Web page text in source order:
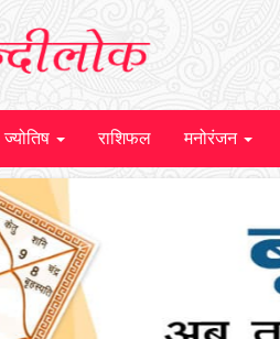
ज्योतिष राशिफल मनोरंजन